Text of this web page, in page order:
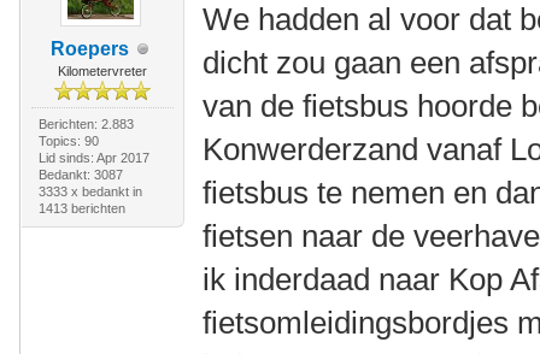
Roepers
Kilometervreter
Berichten: 2.883
Topics: 90
Lid sinds: Apr 2017
Bedankt: 3087
3333 x bedankt in
1413 berichten
We hadden al voor dat
dicht zou gaan een
van de fietsbus hoorde
Konwerderzand vanaf
fietsbus te nemen en
fietsen naar de
ik inderdaad naar Kop
fietsomleidingsbordjes